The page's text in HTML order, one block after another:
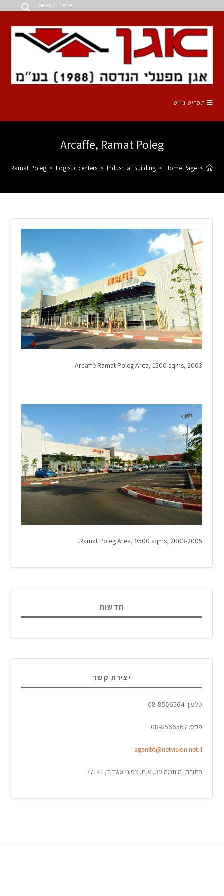
תפריט ניווט
Arcaffe, Ramat Poleg
>
Home Page
>
Indusrtial Building
>
Logistic centers
>
Ramat Poleg
Arcaffè Ramat Poleg Area, 1500 sqms, 2003
Ramat Poleg Area, 9500 sqms, 2003-2005.
חדשות
יצירת קשר
טלפון: 08-8566564
פקס: 08-8566567
aganltd@netvision.net.il
כתובת: היוזמה 39, א.ת. צפוני אשדוד, 77141